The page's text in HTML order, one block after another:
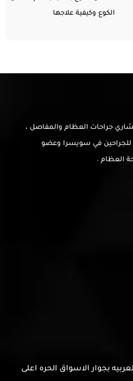
الكوع وكيفية علاجها
جراحات العظام والمفاصل ،
للجراحين في سويسرا وعضو
العظام .
بجوار الاسواق الحره اعلى